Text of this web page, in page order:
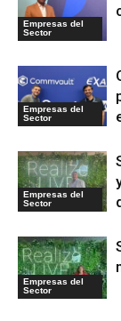
Empresas del
Sector
Empresas del
Sector
Empresas del
Sector
Empresas del
Sector